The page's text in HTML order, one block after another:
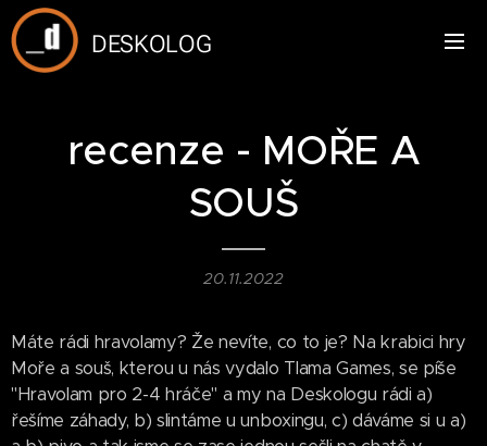
DESKOLOG
recenze - MOŘE A
SOUŠ
20.11.2022
Máte rádi hravolamy? Že nevíte, co to je? Na krabici hry
Moře a souš, kterou u nás vydalo Tlama Games, se píše
"Hravolam pro 2-4 hráče" a my na Deskologu rádi a)
řešíme záhady, b) slintáme u unboxingu, c) dáváme si u a)